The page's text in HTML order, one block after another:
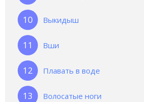
Выкидыш
Вши
Плавать в воде
Волосатые ноги